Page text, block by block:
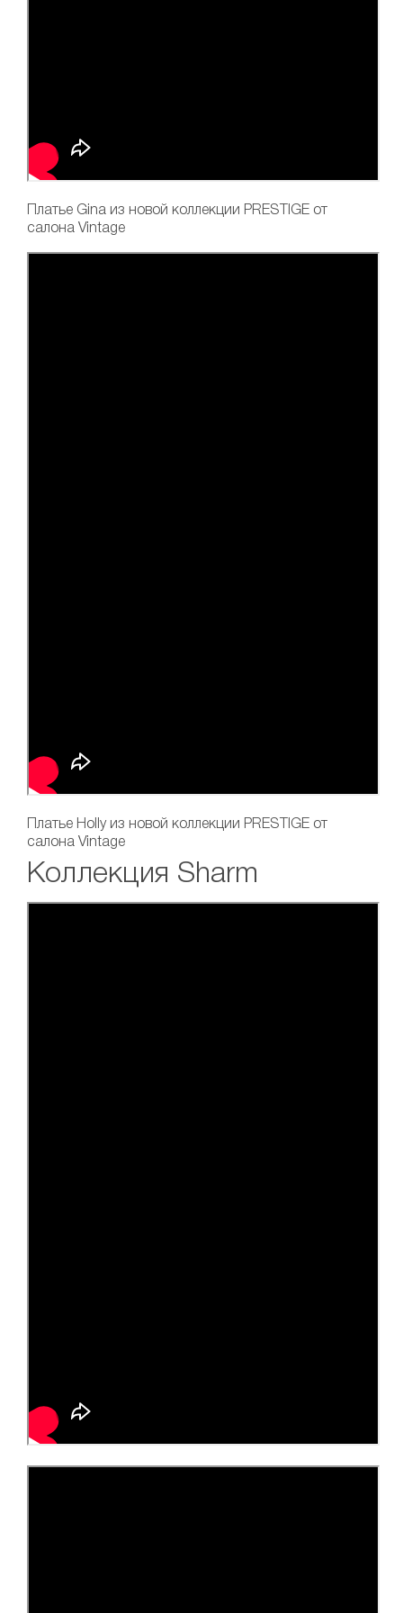
Платье Gina из новой коллекции PRESTIGE от
салона Vintage
Платье Hollyиз новой коллекции PRESTIGE от
салона Vintage
Коллекция Sharm